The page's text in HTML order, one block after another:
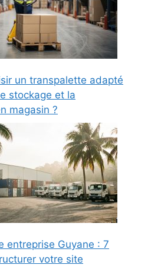
un transpalette adapté
stockage et la
magasin ?
entreprise Guyane : 7
votre site